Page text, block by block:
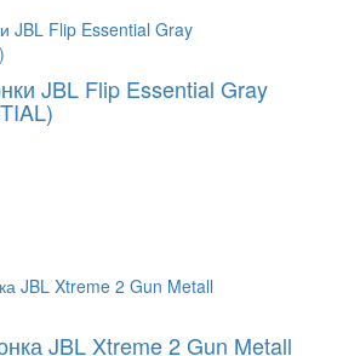
JBL Flip Essential Gray
JBL Xtreme 2 Gun Metall